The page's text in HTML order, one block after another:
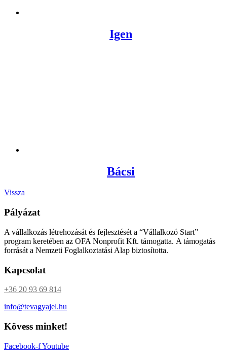
Igen
Bácsi
Vissza
Pályázat
A vállalkozás létrehozását és fejlesztését a “Vállalkozó Start”
program keretében az OFA Nonprofit Kft. támogatta. A támogatás
forrását a Nemzeti Foglalkoztatási Alap biztosította.
Kapcsolat
+36 20 93 69 814
info@tevagyajel.hu
Kövess minket!
Facebook-fYoutube